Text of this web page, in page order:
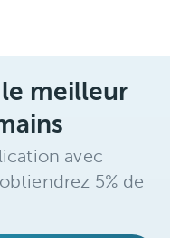
meilleur
avec
5% de